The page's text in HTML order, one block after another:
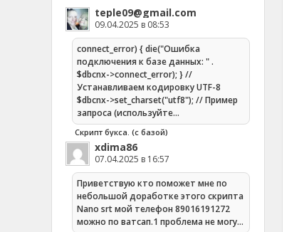
teple09@gmail.com
09.04.2025 в 08:53
connect_error) { die("Ошибка
подключения к базе данных: " .
$dbcnx->connect_error); } //
Устанавливаем кодировку UTF-8
$dbcnx->set_charset("utf8"); // Пример
запроса (используйте…
Скрипт букса. (с базой)
xdima86
07.04.2025 в 16:57
Приветствую кто поможет мне по
небольшой доработке этого скрипта
Nano srt мой телефон 89016191272
можно по ватсап.1 проблема не могу…